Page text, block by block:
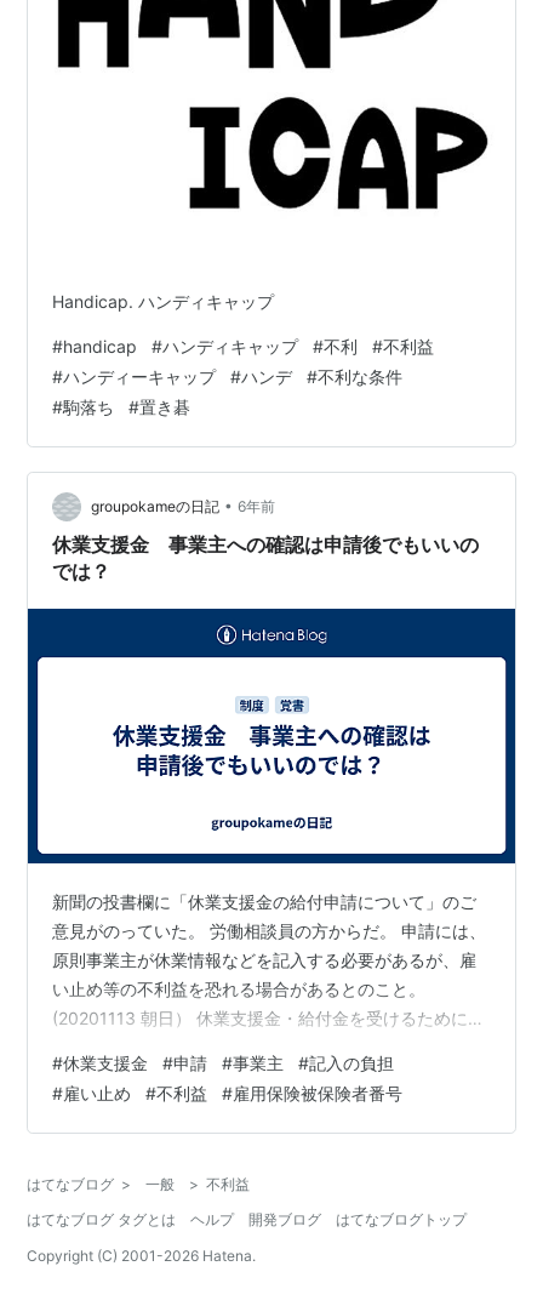
Handicap. ハンディキャップ
#handicap #ハンディキャップ #不利 #不利益
#ハンディーキャップ #ハンデ #不利な条件
#駒落ち #置き碁
groupokameの日記 • 6年前
休業支援金 事業主への確認は申請後でもいいの
では？
新聞の投書欄に「休業支援金の給付申請について」のご
意見がのっていた。 労働相談員の方からだ。 申請には、
原則事業主が休業情報などを記入する必要があるが、雇
い止め等の不利益を恐れる場合があるとのこと。
(20201113 朝日） 休業支援金・給付金を受けるためには
用保険被保険者番号 ・該当者の就業日 等９項目１３点の
記入が必要だ。 平常時でも総務担当があればよいが、こ
の事業存続が問われるタイミングで社長が事業にかかり
に、従業員への気持ちがなければ、まずキビシイのでは
ないだろうか？ 産休、育休時…
#休業支援金 #申請 #事業主 #記入の負担
#雇い止め #不利益 #雇用保険被保険者番号
はてなブログ > 一般 > 不利益
はてなブログ タグとは
ヘルプ 開発ブログ
はてなブログトップ
Copyright (C) 2001-2026 Hatena.